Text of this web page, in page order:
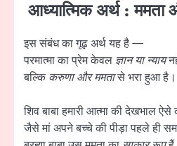
आध्यात्मिक अर्थ : ममता
इस संबंध का गूढ़ अर्थ यह है —
परमात्मा का प्रेम केवल ज्ञान या न्याय
बल्कि करुणा और ममतासे भरा हुआ है।
शिव बाबा हमारी आत्मा की देखभाल
जैसे मां अपने बच्चे की पीड़ा पहले ही